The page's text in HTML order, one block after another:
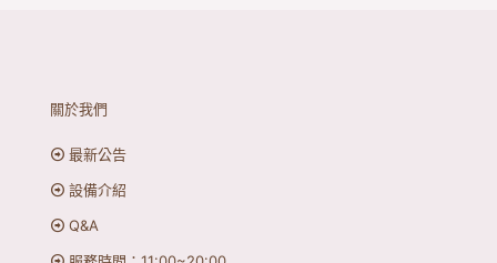
關於我們
最新公告
設備介紹
Q&A